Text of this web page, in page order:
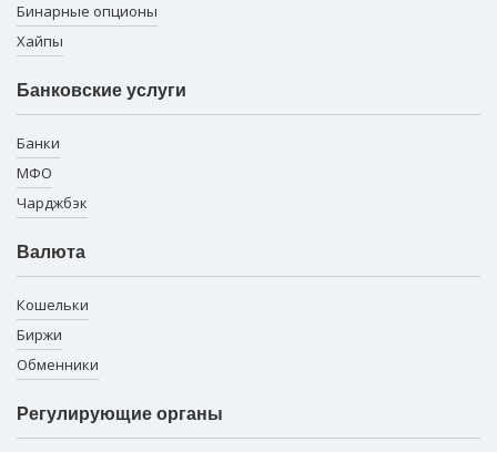
Бинарные опционы
Хайпы
Банковские услуги
Банки
МФО
Чарджбэк
Валюта
Кошельки
Биржи
Обменники
Регулирующие органы